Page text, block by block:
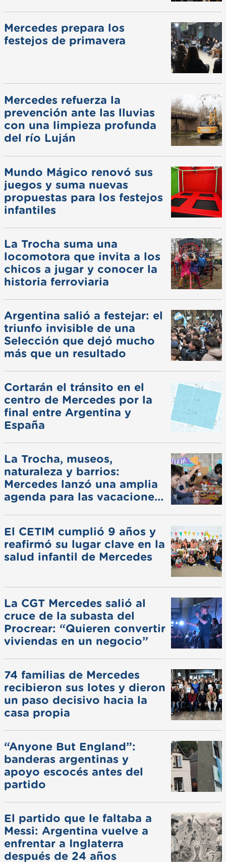
Mercedes prepara los
festejos de primavera
Mercedes refuerza la
prevención ante las lluvias
con una limpieza profunda
del río Luján
Mundo Mágico renovó sus
juegos y suma nuevas
propuestas para los festejos
infantiles
La Trocha suma una
locomotora que invita a los
chicos a jugar y conocer la
historia ferroviaria
Argentina salió a festejar: el
triunfo invisible de una
Selección que dejó mucho
más que un resultado
Cortarán el tránsito en el
centro de Mercedes por la
final entre Argentina y
España
La Trocha, museos,
naturaleza y barrios:
Mercedes lanzó una amplia
agenda para las vacaciones
El CETIM cumplió 9 años y
reafirmó su lugar clave en la
salud infantil de Mercedes
La CGT Mercedes salió al
cruce de la subasta del
Procrear: “Quieren convertir
viviendas en un negocio”
74 familias de Mercedes
recibieron sus lotes y dieron
un paso decisivo hacia la
casa propia
“Anyone But England”:
banderas argentinas y
apoyo escocés antes del
partido
El partido que le faltaba a
Messi: Argentina vuelve a
enfrentar a Inglaterra
después de 24 años